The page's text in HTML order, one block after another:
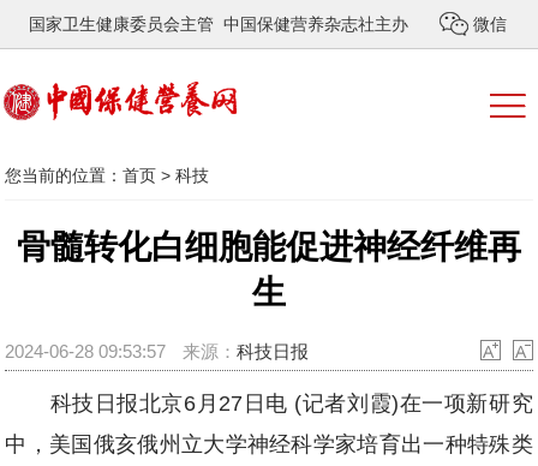
国家卫生健康委员会主管 中国保健营养杂志社主办 微信
您当前的位置：首页 >科技
骨髓转化白细胞能促进神经纤维再
生
2024-06-28 09:53:57 来源：科技日报
科技日报北京6月27日电 (记者刘霞)在一项新研究
中，美国俄亥俄州立大学神经科学家培育出一种特殊类